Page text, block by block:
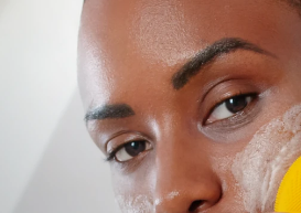
I
FAQ™ Pure Beauty-Tech Elixir
issa™ Teeth Whitening Set
English Deutsch
Français
Italiano
Svenska
Türkçe
简体中文